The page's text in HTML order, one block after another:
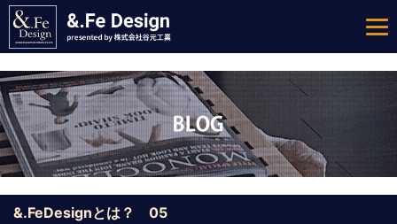
&.FeDesignとは？ 05